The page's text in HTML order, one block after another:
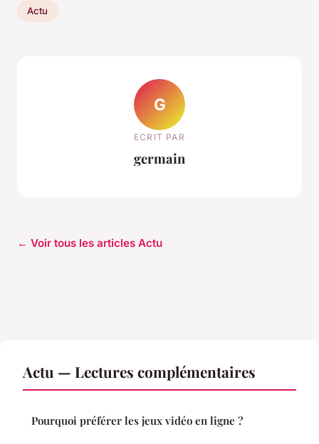
Actu
G
ECRIT PAR
germain
← Voir tous les articles Actu
Actu — Lectures complémentaires
Pourquoi préférer les jeux vidéo en ligne ?